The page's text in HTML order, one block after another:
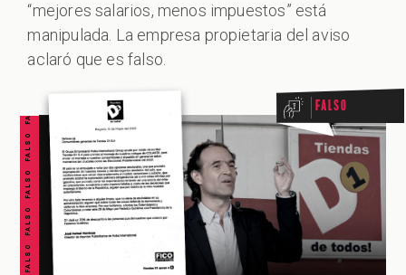
“mejores salarios, menos impuestos” está
manipulada. La empresa propietaria del aviso
aclaró que es falso.
FALSO FALSO FALSO FALSO FALSO FALSO FALSO Falso